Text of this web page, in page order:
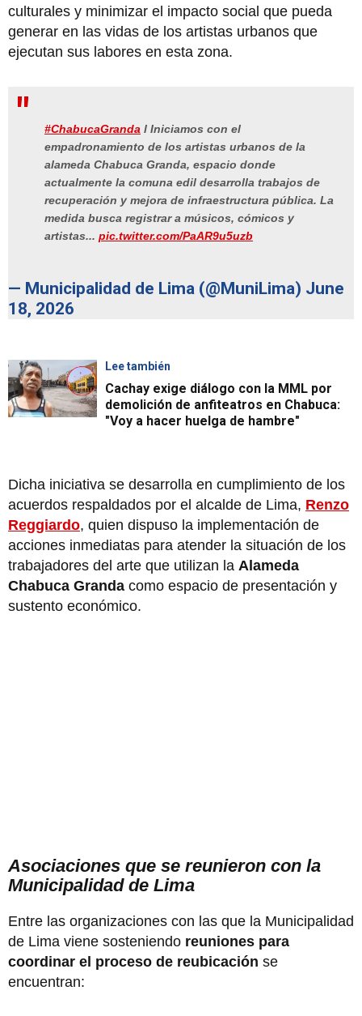
culturales y minimizar el impacto social que pueda
generar en las vidas de los artistas urbanos que
ejecutan sus labores en esta zona.
#ChabucaGranda l Iniciamos con el
empadronamiento de los artistas urbanos de la
alameda Chabuca Granda, espacio donde
actualmente la comuna edil desarrolla trabajos de
recuperación y mejora de infraestructura pública. La
medida busca registrar a músicos, cómicos y
artistas... pic.twitter.com/PaAR9u5uzb
— Municipalidad de Lima (@MuniLima) June
18, 2026
Lee también
Cachay exige diálogo con la MML por
demolición de anfiteatros en Chabuca:
"Voy a hacer huelga de hambre"
Dicha iniciativa se desarrolla en cumplimiento de los
acuerdos respaldados por el alcalde de Lima, Renzo
Reggiardo, quien dispuso la implementación de
acciones inmediatas para atender la situación de los
trabajadores del arte que utilizan la Alameda
Chabuca Granda como espacio de presentación y
sustento económico.
Asociaciones que se reunieron con la
Municipalidad de Lima
Entre las organizaciones con las que la Municipalidad
de Lima viene sosteniendo reuniones para
coordinar el proceso de reubicación se
encuentran: